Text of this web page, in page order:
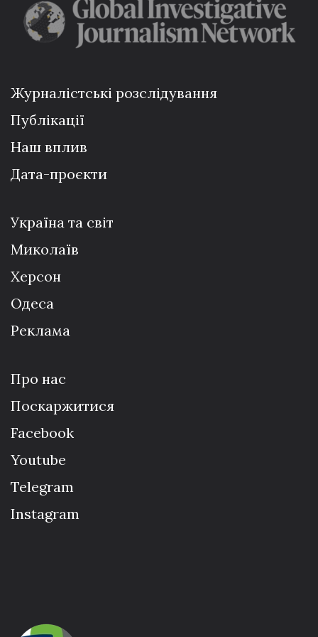
Журналістські розслідування
Публікації
Наш вплив
Дата-проєкти
Україна та світ
Миколаїв
Херсон
Одеса
Реклама
Про нас
Поскаржитися
Facebook
Youtube
Telegram
Instagram